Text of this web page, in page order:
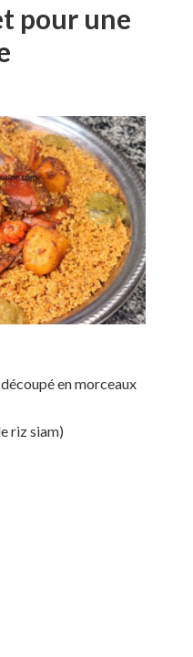
pour une
en morceaux
riz siam)